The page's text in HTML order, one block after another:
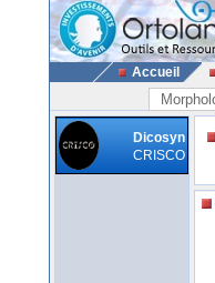
Accueil
Dicosyn
CRISCO